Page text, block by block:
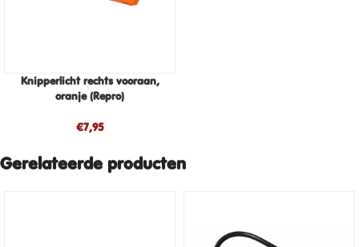
Knipperlicht rechts vooraan,
oranje (Repro)
€7,95
Gerelateerde producten